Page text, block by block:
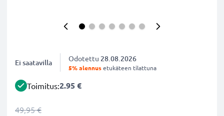
Ei saatavilla Odotettu 28.08.2026
5% alennusetukäteen tilattuna
Toimitus:2.95 €
49,95 €